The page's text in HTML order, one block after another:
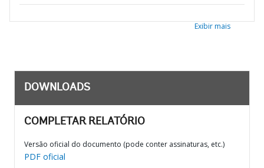
Exibir mais
DOWNLOADS
COMPLETAR RELATÓRIO
Versão oficial do documento (pode conter assinaturas, etc.)
PDF oficial